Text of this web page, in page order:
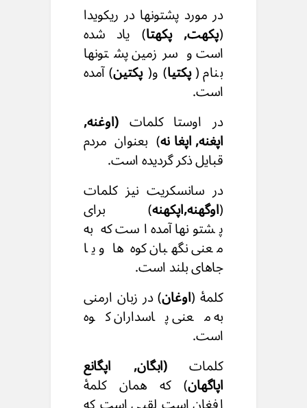
در مورد پشتونها در ریکویدا
(پکهت, پکهتا) یاد شده
است و سرزمین پشتونها
بنام (پکتیا) و(پکتین) آمده
است.
در اوستا کلمات (اوغنه,
اپغنه, اپغانه) بعنوان مردم
قبایل ذکر گردیده است.
در سانسکریت نیز کلمات
(اوگهنه,اپکهنه) برای
پشتونها آمده است که به
معنی نگهبان کوه ها و یا
جاهای بلند است.
کلمۀ (اوغان) در زبان ارمنی
به معنی پاسداران کوه
است.
کلمات(ابگان, اپگانع
اپاگهان) که همان کلمۀ